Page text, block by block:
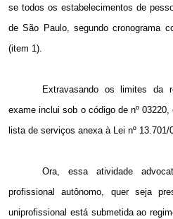
se todos os estabelecimentos de
de São Paulo, segundo cronograma
(item 1).
Extravasando os limites da
exame inclui sob o código de nº
lista de serviços anexa à Lei nº
Ora, essa atividade
profissional autônomo, quer seja
uniprofissional está submetida ao